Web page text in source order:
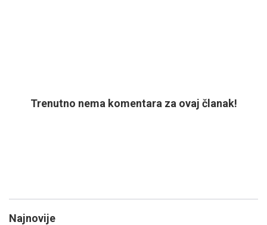
Trenutno nema komentara za ovaj članak!
Najnovije